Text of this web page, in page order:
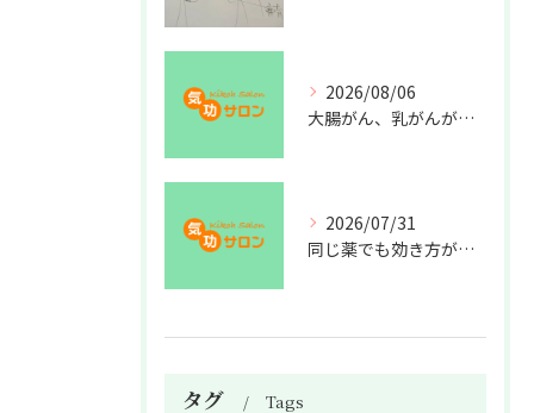
2026/08/06
大腸がん、乳がんが増えた理由
2026/07/31
同じ薬でも効き方が違う？
タグ Tags